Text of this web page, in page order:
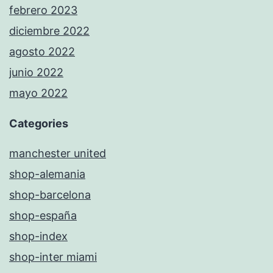
febrero 2023
diciembre 2022
agosto 2022
junio 2022
mayo 2022
Categories
manchester united
shop-alemania
shop-barcelona
shop-españa
shop-index
shop-inter miami